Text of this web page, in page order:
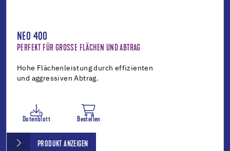
NEO 400
PERFEKT FÜR GROSSE FLÄCHEN UND ABTRAG
Hohe Flächenleistung durch effizienten
und aggressiven Abtrag.
Datenblatt Bestellen
PRODUKT ANZEIGEN